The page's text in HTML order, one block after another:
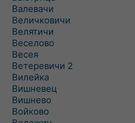
Валевачи
Величковичи
Велятичи
Веселово
Весея
Ветеревичи 2
Вилейка
Вишневец
Вишнево
Войково